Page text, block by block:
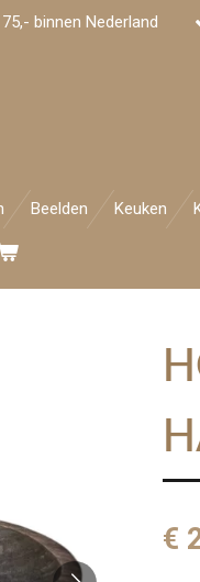
binnen Nederland
Beelden Keuken
€